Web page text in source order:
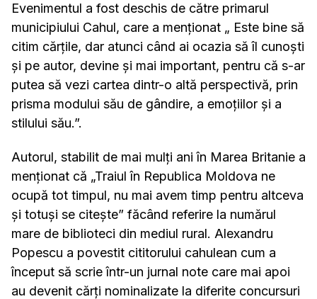
Evenimentul a fost deschis de către primarul
municipiului Cahul, care a menționat „ Este bine să
citim cărțile, dar atunci când ai ocazia să îl cunoști
și pe autor, devine și mai important, pentru că s-ar
putea să vezi cartea dintr-o altă perspectivă, prin
prisma modului său de gândire, a emoțiilor și a
stilului său.”.
Autorul, stabilit de mai mulți ani în Marea Britanie a
menționat că „Traiul în Republica Moldova ne
ocupă tot timpul, nu mai avem timp pentru altceva
și totuși se citește” făcând referire la numărul
mare de biblioteci din mediul rural. Alexandru
Popescu a povestit cititorului cahulean cum a
început să scrie într-un jurnal note care mai apoi
au devenit cărți nominalizate la diferite concursuri